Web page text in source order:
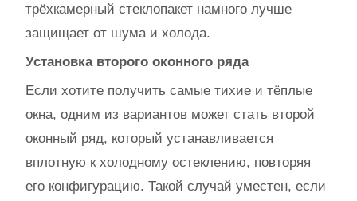
трёхкамерный стеклопакет намного лучше
защищает от шума и холода.
Установка второго оконного ряда
Если хотите получить самые тихие и тёплые
окна, одним из вариантов может стать второй
оконный ряд, который устанавливается
вплотную к холодному остеклению, повторяя
его конфигурацию. Такой случай уместен, если